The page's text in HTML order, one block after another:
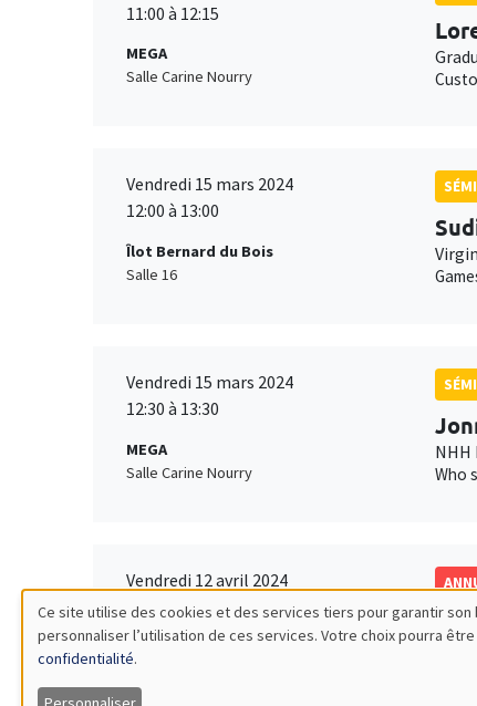
11:00 à 12:15
MEGA
Salle Carine Nourry
Vendredi 15 mars 2024
12:00 à 13:00
Îlot Bernard du Bois
Salle 16
Vendredi 15 mars 2024
12:30 à 13:30
MEGA
Salle Carine Nourry
NHH
Who
Vendredi 12 avril 2024
11:00 à 12:15
MEGA
Salle Carine Nourry
Utilisation
Ce site utilise des cookies et des services tiers pour garantir
personnaliser l’utilisation de ces services. Votre choix pourra
confidentialité.